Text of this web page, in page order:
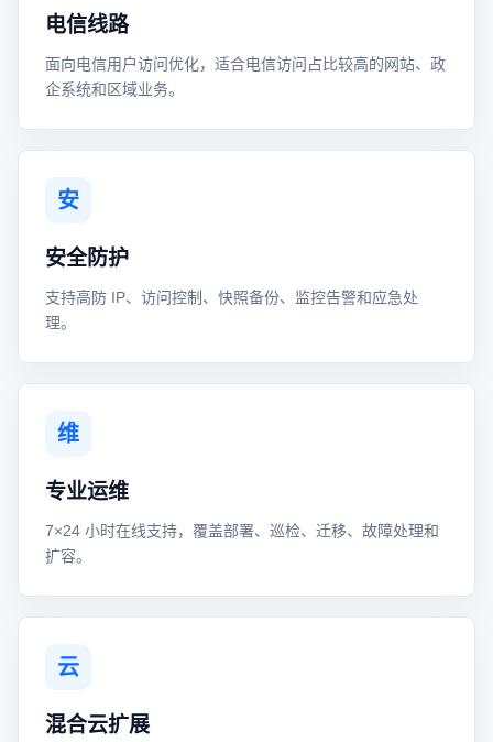
电信线路
面向电信用户访问优化，适合电信访问占比较高的网站、政
企系统和区域业务。
安
安全防护
支持高防 IP、访问控制、快照备份、监控告警和应急处
理。
维
专业运维
7×24 小时在线支持，覆盖部署、巡检、迁移、故障处理和
扩容。
云
混合云扩展